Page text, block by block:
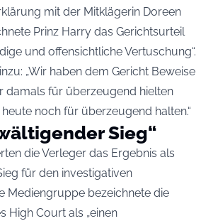
mit der Mitklägerin Doreen
Prinz Harry das Gerichtsurteil
und offensichtliche Vertuschung“.
„Wir haben dem Gericht Beweise
damals für überzeugend hielten
noch für überzeugend halten.“
Sieg“
die Verleger das Ergebnis als
für den investigativen
Mediengruppe bezeichnete die
High Court als „einen